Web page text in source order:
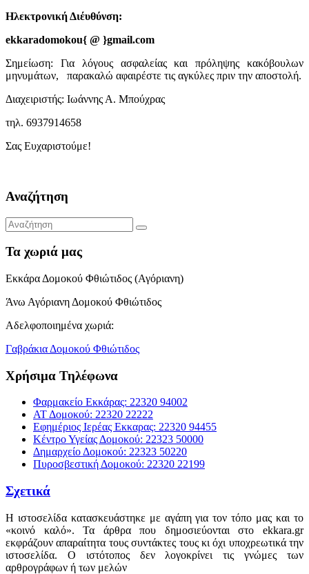
Ηλεκτρονική Διέυθύνση:
ekkaradomokou{ @ }gmail.com
Σημείωση: Για λόγους ασφαλείας και πρόληψης κακόβουλων
μηνυμάτων, παρακαλώ αφαιρέστε τις αγκύλες πριν την αποστολή.
Διαχειριστής: Ιωάννης Α. Μπούχρας
τηλ. 6937914658
Σας Ευχαριστούμε!
Αναζήτηση
Τα χωριά μας
Εκκάρα Δομοκού Φθιώτιδος (Αγόριανη)
Άνω Αγόριανη Δομοκού Φθιώτιδος
Αδελφοποιημένα χωριά:
Γαβράκια Δομοκού Φθιώτιδος
Χρήσιμα Τηλέφωνα
Φαρμακείο Εκκάρας: 22320 94002
ΑΤ Δομοκού: 22320 22222
Εφημέριος Ιερέας Εκκαρας: 22320 94455
Κέντρο Υγείας Δομοκού: 22323 50000
Δημαρχείο Δομοκού: 22323 50220
Πυροσβεστική Δομοκού: 22320 22199
Σχετικά
Η ιστοσελίδα κατασκευάστηκε με αγάπη για τον τόπο μας και το
«κοινό καλό». Τα άρθρα που δημοσιεύονται στο ekkara.gr
εκφράζουν απαραίτητα τους συντάκτες τους κι όχι υποχρεωτικά την
ιστοσελίδα. Ο ιστότοπος δεν λογοκρίνει τις γνώμες των
αρθρογράφων ή των μελών